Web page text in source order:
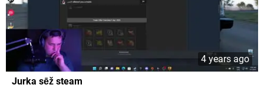
4 years ago
Jurka sēž steam